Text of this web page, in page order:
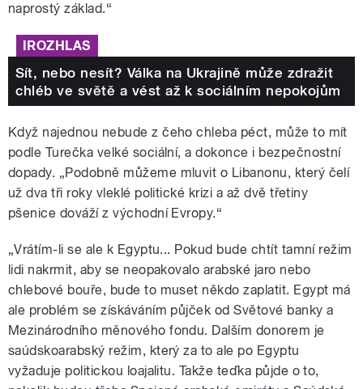
naprostý základ.“
IROZHLAS
Sít, nebo nesít? Válka na Ukrajině může zdražit
chléb ve světě a vést až k sociálním nepokojům
Když najednou nebude z čeho chleba péct, může to mít
podle Turečka velké sociální, a dokonce i bezpečnostní
dopady. „Podobně můžeme mluvit o Libanonu, který čelí
už dva tři roky vleklé politické krizi a až dvě třetiny
pšenice dováží z východní Evropy.“
„Vrátím-li se ale k Egyptu... Pokud bude chtít tamní režim
lidi nakrmit, aby se neopakovalo arabské jaro nebo
chlebové bouře, bude to muset někdo zaplatit. Egypt má
ale problém se získáváním půjček od Světové banky a
Mezinárodního měnového fondu. Dalším donorem je
saúdskoarabský režim, který za to ale po Egyptu
vyžaduje politickou loajalitu. Takže teďka půjde o to,